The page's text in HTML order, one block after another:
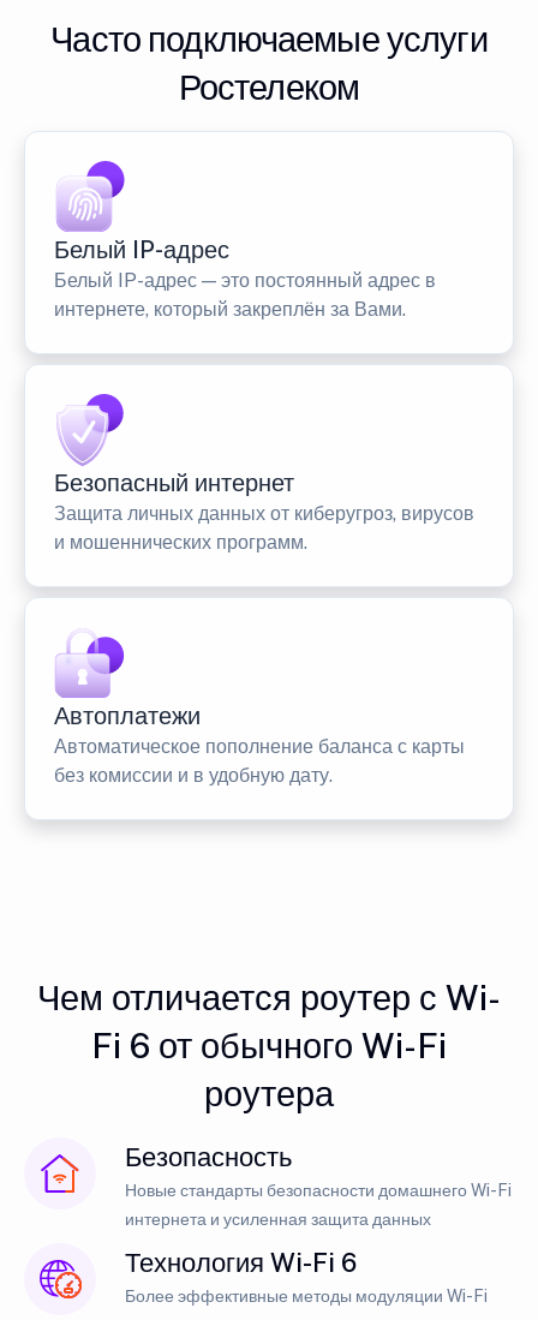
Часто подключаемые услуги
Ростелеком
Белый IP-адрес
Белый IP-адрес — это постоянный адрес в
интернете, который закреплён за Вами.
Безопасный интернет
Защита личных данных от киберугроз, вирусов
и мошеннических программ.
Автоплатежи
Автоматическое пополнение баланса с карты
без комиссии и в удобную дату.
Чем отличается роутер с Wi-
Fi 6 от обычного Wi-Fi
роутера
Безопасность
Новые стандарты безопасности домашнего Wi-Fi
интернета и усиленная защита данных
Технология Wi-Fi 6
Более эффективные методы модуляции Wi-Fi